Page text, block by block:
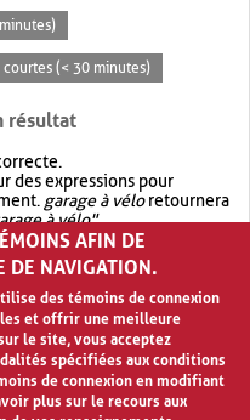
courtes (< 30 minutes)
résultat
des expressions pour
garage à véloretournera
à vélo".
avec OR.garage OR vélo
quegarage à vélo
AFIN DE
DE NAVIGATION.
des témoins de connexion
et offrir une meilleure
le site, vous acceptez
spécifiées aux conditions
de connexion en modifiant
plus sur le recours aux